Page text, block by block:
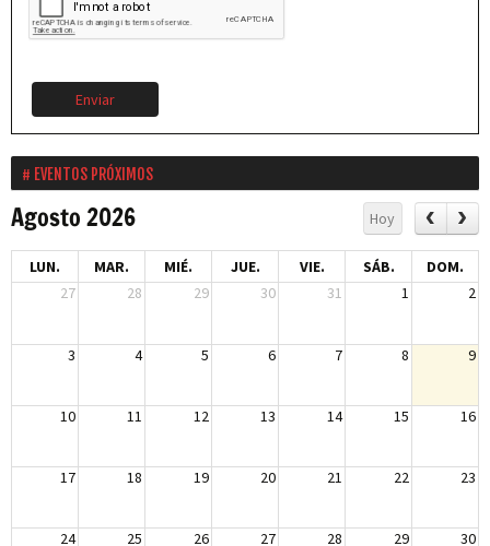
Enviar
EVENTOS PRÓXIMOS
Agosto 2026 Hoy
LUN. MAR. MIÉ. JUE. VIE. SÁB.
DOM.
27
28 29 30 31 1 2
3 4 5 6 7 8 9
10 11 12 13 14 15 16
17 18 19 20 21 22 23
24 25 26 27 28 29 30